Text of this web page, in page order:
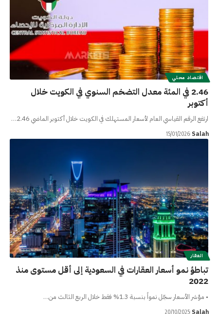
اقتصاد محلي
2.46 في المئة معدل التضخم السنوي في الكويت خلال
أكتوبر
ارتفع الرقم القياسي العام لأسعار المستهلك في الكويت خلال أكتوبر الماضي 2.46…
Salah
15/01/2026
العقار
تباطؤ نمو أسعار العقارات في السعودية إلى أقل مستوى منذ
2022
• مؤشر الأسعار سجّل نمواً بنسبة 1.3% فقط خلال الربع الثالث من…
Salah
20/10/2025